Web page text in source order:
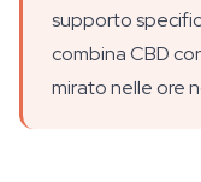
supporto
combina CBD
mirato nelle ore